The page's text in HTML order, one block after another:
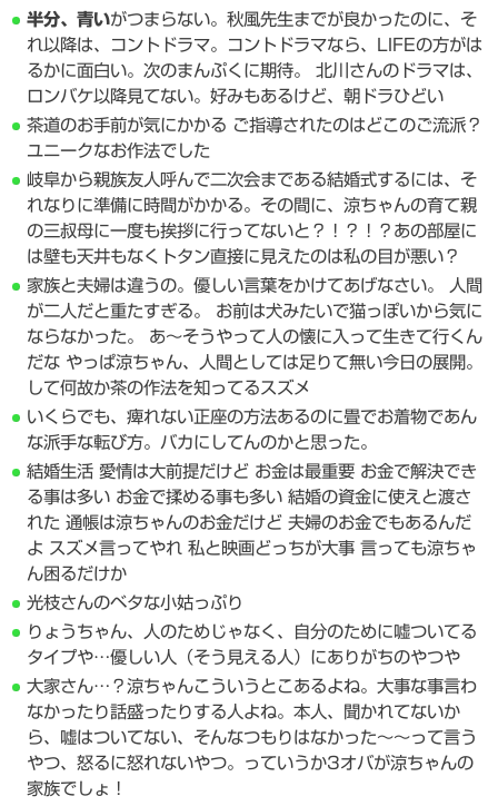
半分、青いがつまらない。秋風先生までが良かったのに、そ
れ以降は、コントドラマ。コントドラマなら、LIFEの方がは
るかに面白い。次のまんぷくに期待。 北川さんのドラマは、
ロンバケ以降見てない。好みもあるけど、朝ドラひどい
茶道のお手前が気にかかる ご指導されたのはどこのご流派？
ユニークなお作法でした
岐阜から親族友人呼んで二次会まである結婚式するには、そ
れなりに準備に時間がかかる。その間に、涼ちゃんの育て親
の三叔母に一度も挨拶に行ってないと？！？！？あの部屋に
は壁も天井もなくトタン直接に見えたのは私の目が悪い？
家族と夫婦は違うの。優しい言葉をかけてあげなさい。 人間
が二人だと重たすぎる。 お前は犬みたいで猫っぽいから気に
ならなかった。 あ～そうやって人の懐に入って生きて行くん
だな やっぱ涼ちゃん、人間としては足りて無い今日の展開。
して何故か茶の作法を知ってるスズメ
いくらでも、痺れない正座の方法あるのに畳でお着物であん
な派手な転び方。バカにしてんのかと思った。
結婚生活 愛情は大前提だけど お金は最重要 お金で解決でき
る事は多い お金で揉める事も多い 結婚の資金に使えと渡さ
れた 通帳は涼ちゃんのお金だけど 夫婦のお金でもあるんだ
よ スズメ言ってやれ 私と映画どっちが大事 言っても涼ちゃ
ん困るだけか
光枝さんのベタな小姑っぷり
りょうちゃん、人のためじゃなく、自分のために嘘ついてる
タイプや…優しい人（そう見える人）にありがちのやつや
大家さん…？涼ちゃんこういうとこあるよね。大事な事言わ
なかったり話盛ったりする人よね。本人、聞かれてないか
ら、嘘はついてない、そんなつもりはなかった〜～って言う
やつ、怒るに怒れないやつ。っていうか3オバが涼ちゃんの
家族でしょ！